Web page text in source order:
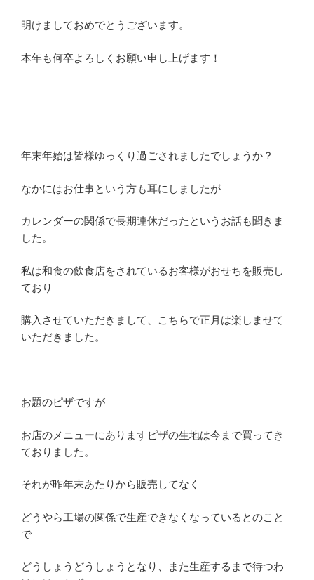
明けましておめでとうございます。
本年も何卒よろしくお願い申し上げます！
年末年始は皆様ゆっくり過ごされましたでしょうか？
なかにはお仕事という方も耳にしましたが
カレンダーの関係で長期連休だったというお話も聞きま
した。
私は和食の飲食店をされているお客様がおせちを販売し
ており
購入させていただきまして、こちらで正月は楽しませて
いただきました。
お題のピザですが
お店のメニューにありますピザの生地は今まで買ってき
ておりました。
それが昨年末あたりから販売してなく
どうやら工場の関係で生産できなくなっているとのこと
で
どうしょうどうしょうとなり、また生産するまで待つわ